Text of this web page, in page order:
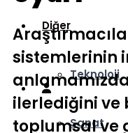
Diğer
Teknoloji
Sanat
sistemlerinin
ilerlediğini ve
toplumsal ve